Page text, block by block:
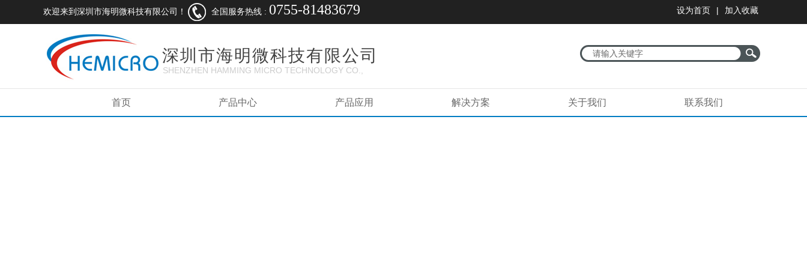
欢迎来到深圳市海明微科技有限公司！ 设为首页 | 加入收藏
全国服务热线 : 0755-81483679
深圳市海明微科技有限公司
SHENZHEN HAMMING MICRO TECHNOLOGY CO.,
首页 产品中心 产品应用 解决方案 关于我们 联系我们